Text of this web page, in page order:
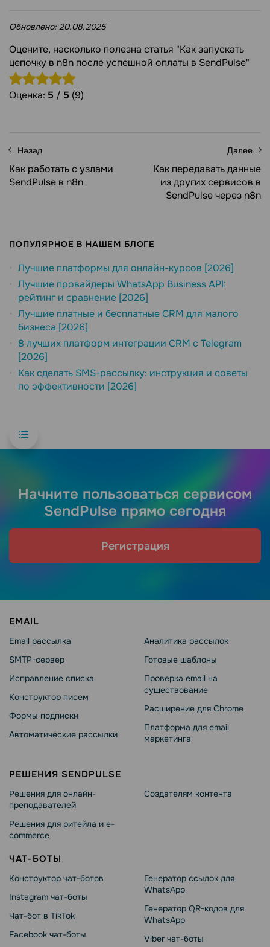
Обновлено: 20.08.2025
Оцените, насколько полезна статья "Как запускать
цепочку в n8n после успешной оплаты в SendPulse"
Оценка: 5 / 5 (9)
Назад
Как работать с узлами
SendPulse в n8n
Далее
Как передавать данные
из других сервисов в
SendPulse через n8n
ПОПУЛЯРНОЕ В НАШЕМ БЛОГЕ
Лучшие платформы для онлайн-курсов [2026]
Лучшие провайдеры WhatsApp Business API:
рейтинг и сравнение [2026]
Лучшие платные и бесплатные CRM для малого
бизнеса [2026]
8 лучших платформ интеграции CRM с Telegram
[2026]
Как сделать SMS-рассылку: инструкция и советы
по эффективности [2026]
Начните пользоваться сервисом
SendPulse прямо сегодня
Регистрация
EMAIL
Email рассылка
SMTP-сервер
Исправление списка
Конструктор писем
Формы подписки
Автоматические рассылки
Аналитика рассылок
Готовые шаблоны
Проверка email на
существование
Расширение для Chrome
Платформа для email
маркетинга
РЕШЕНИЯ SENDPULSE
Решения для онлайн-
преподавателей
Решения для ритейла и e-
commerce
Создателям контента
ЧАТ-БОТЫ
Конструктор чат-ботов
Instagram чат-боты
Чат-бот в TikTok
Facebook чат-боты
Генератор ссылок для
WhatsApp
Генератор QR-кодов для
WhatsApp
Viber чат-боты